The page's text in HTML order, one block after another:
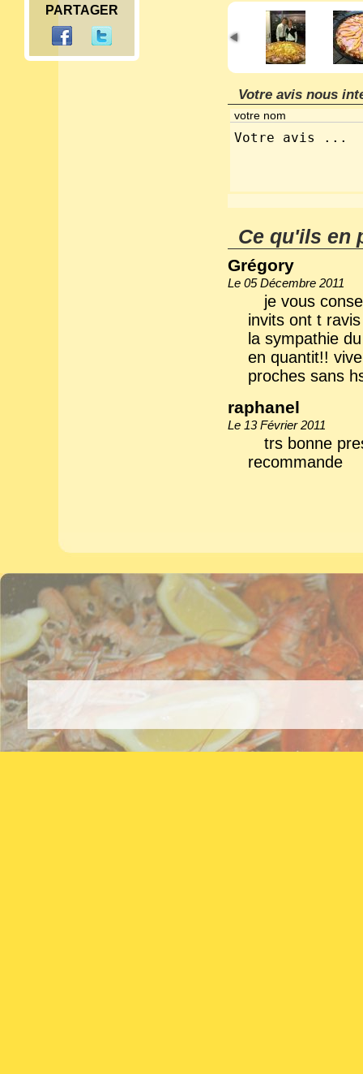
Votre avis nous
Ce qu'ils en
Grégory
Le 05 Décembre 2011
je vous
invits ont t
la sympathie
en quantit!!
proches sans
raphanel
Le 13 Février 2011
trs bonne
recommande
PARTAGER